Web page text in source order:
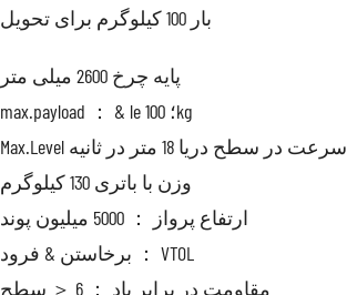
بار 100 کیلوگرم برای تحویل
پایه چرخ 2600 میلی متر
max.payload ： & le ؛ 100kg
Max.Level سرعت در سطح دریا 18 متر در ثانیه
وزن با باتری 130 کیلوگرم
ارتفاع پرواز ： 5000 میلیون پوند
برخاستن & فرود ： VTOL
مقاومت در برابر باد ： 6 ＜ سطح